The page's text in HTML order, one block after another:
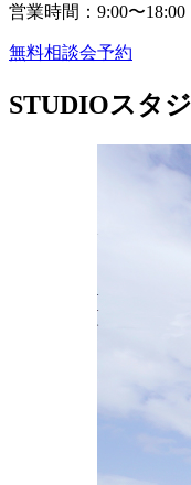
営業時間：9:00〜18:00
無料相談会予約
STUDIOスタ